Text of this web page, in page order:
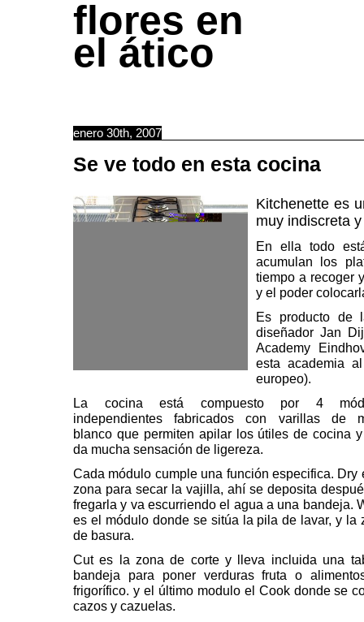
flores en
el ático
enero 30th, 2007
Se ve todo en esta cocina
Kitchenette es
muy indiscreta
En ella todo
acumulan los
tiempo a recoger
y el poder
Es producto de
diseñador Jan
Academy
esta academia
europeo).
La cocina está compuesto por 4
independientes fabricados con varillas de
blanco que permiten apilar los útiles de cocina
da mucha sensación de ligereza.
Cada módulo cumple una función especifica. Dry
zona para secar la vajilla, ahí se deposita
fregarla y va escurriendo el agua a una bandeja.
es el módulo donde se sitúa la pila de lavar, y la
de basura.
Cutes la zona de corte y lleva incluida una
bandeja para poner verduras fruta o
frigorífico. y el último modulo el Cook donde se
cazos y cazuelas.